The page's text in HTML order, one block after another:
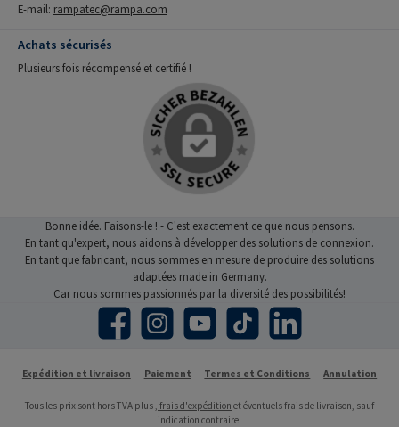
E-mail: rampatec@rampa.com
Achats sécurisés
Plusieurs fois récompensé et certifié !
Bonne idée. Faisons-le ! - C'est exactement ce que nous pensons.
En tant qu'expert, nous aidons à développer des solutions de connexion.
En tant que fabricant, nous sommes en mesure de produire des solutions
adaptées made in Germany.
Car nous sommes passionnés par la diversité des possibilités!
Facebook Instagram YouTube TikTok LinkedIn
Expédition et livraison Paiement Termes et Conditions Annulation
Tous les prix sont hors TVA plus , frais d'expédition et éventuels frais de livraison, sauf
indication contraire.